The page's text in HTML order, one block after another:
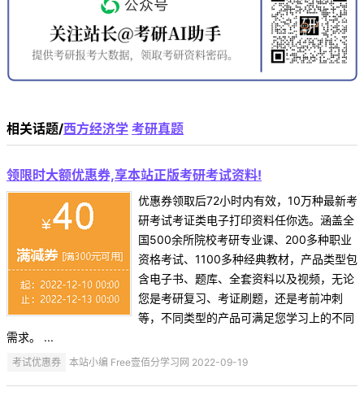
相关话题/西方经济学 考研真题
领限时大额优惠券,享本站正版考研考试资料!
优惠券领取后72小时内有效，10万种最新考
研考试考证类电子打印资料任你选。涵盖全
国500余所院校考研专业课、200多种职业
资格考试、1100多种经典教材，产品类型包
含电子书、题库、全套资料以及视频，无论
您是考研复习、考证刷题，还是考前冲刺
等，不同类型的产品可满足您学习上的不同
需求。 ...
考试优惠券 本站小编 Free壹佰分学习网 2022-09-19